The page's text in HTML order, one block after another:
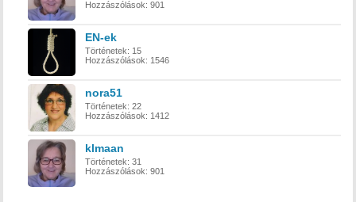
Hozzászólások: 901
EN-ek
Történetek: 15
Hozzászólások: 1546
nora51
Történetek: 22
Hozzászólások: 1412
klmaan
Történetek: 31
Hozzászólások: 901